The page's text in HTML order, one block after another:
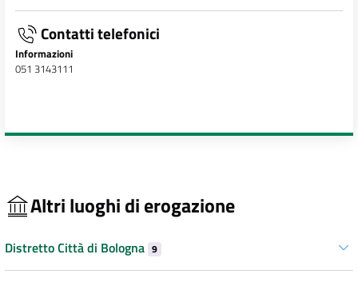
Contatti telefonici
Informazioni
051 3143111
Altri luoghi di erogazione
Distretto Città di Bologna 9